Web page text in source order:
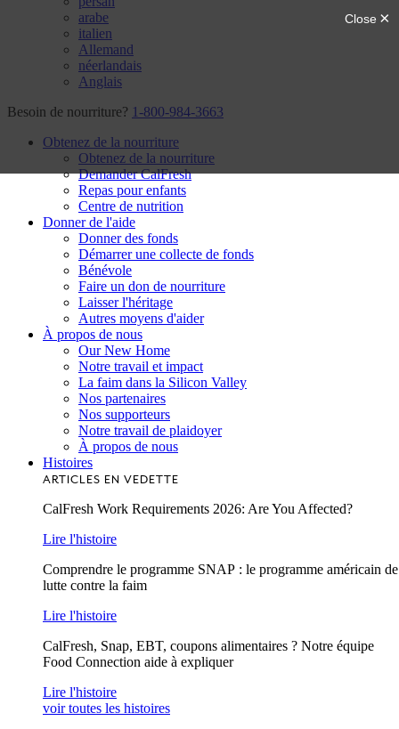
arabe
italien
Allemand
néerlandais
Anglais
Besoin de nourriture? 1-800-984-3663
Obtenez de la nourriture
Obtenez de la nourriture
Demander CalFresh
Repas pour enfants
Centre de nutrition
Donner de l'aide
Donner des fonds
Démarrer une collecte de fonds
Bénévole
Faire un don de nourriture
Laisser l'héritage
Autres moyens d'aider
À propos de nous
Our New Home
Notre travail et impact
La faim dans la Silicon Valley
Nos partenaires
Nos supporteurs
Notre travail de plaidoyer
À propos de nous
Histoires
ARTICLES EN VEDETTE
CalFresh Work Requirements 2026: Are You Affected?
Lire l'histoire
Comprendre le programme SNAP : le programme américain de
lutte contre la faim
Lire l'histoire
CalFresh, Snap, EBT, coupons alimentaires ? Notre équipe
Food Connection aide à expliquer
Lire l'histoire
voir toutes les histoires